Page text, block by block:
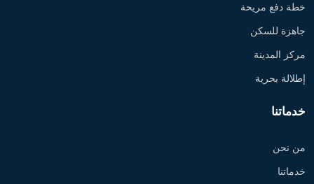
خطة دفع مريحة
جاهزة للسكن
مركز المدينة
إطلالة بحرية
خدماتنا
من نحن
خدماتنا